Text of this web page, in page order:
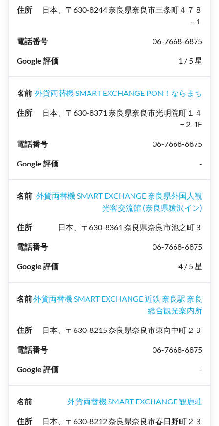
日本、〒630-8244 奈良県奈良市三条町４７８
−１
06-7668-6875
1 / 5 星
外貨両替機 SMART EXCHANGE PON！ならまち
日本、〒630-8371 奈良県奈良市光明院町１４
−２ 1F
06-7668-6875
-
外貨両替機 SMART EXCHANGE 奈良県外国人観
光客交流館 (奈良県猿沢イン)
日本、〒630-8361 奈良県奈良市池之町３
06-7668-6875
4 / 5 星
外貨両替機 SMART EXCHANGE 近鉄 奈良駅 奈良
総合観光案内所
日本、〒630-8215 奈良県奈良市東向中町２９
06-7668-6875
-
外貨両替機 SMART EXCHANGE 観鹿荘
日本、〒630-8212 奈良県奈良市春日野町２３